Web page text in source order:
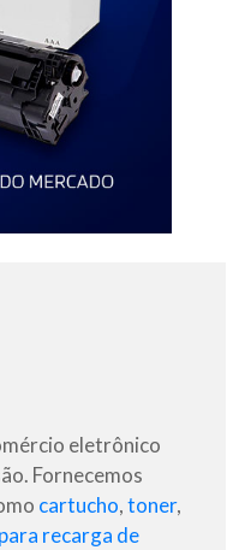
eletrônico
Fornecemos
cartucho,toner,
recarga de